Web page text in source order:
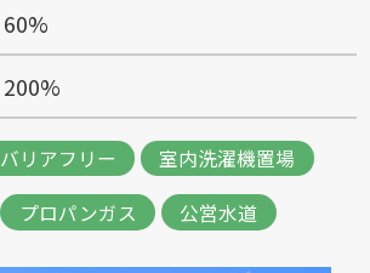
60%
200%
バリアフリー
室内洗濯機置場
プロパンガス 公営水道